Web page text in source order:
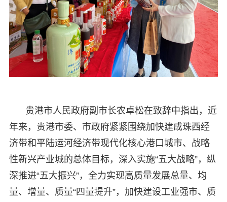
贵港市人民政府副市长农卓松在致辞中指出，近
年来，贵港市委、市政府紧紧围绕加快建成珠西经
济带和平陆运河经济带现代化核心港口城市、战略
性新兴产业城的总体目标，深入实施“五大战略”，纵
深推进“五大振兴”，全力实现高质量发展总量、均
量、增量、质量“四量提升”，加快建设工业强市、质